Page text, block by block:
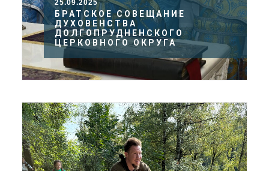
25.09.2025
БРАТСКОЕ СОВЕЩАНИЕ
ДУХОВЕНСТВА
ДОЛГОПРУДНЕНСКОГО
ЦЕРКОВНОГО ОКРУГА